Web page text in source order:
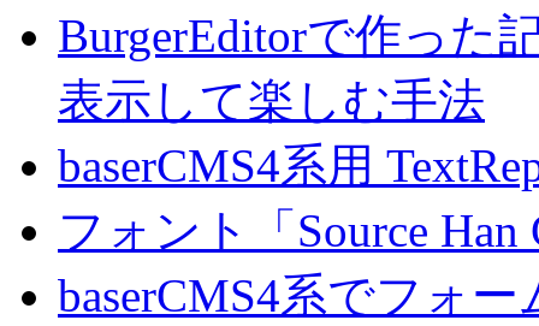
BurgerEditorで作った
表示して楽しむ手法
baserCMS4系用
フォント「Source
baserCMS4系でフォ